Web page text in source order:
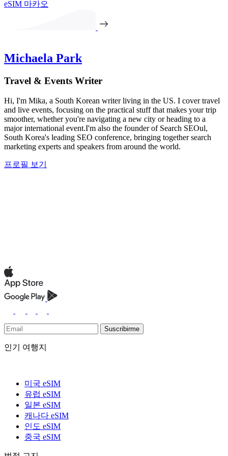
eSIM 마카오
Michaela Park
Travel & Events Writer
Hi, I'm Mika, a South Korean writer living in the US. I cover travel
and live events, focusing on the practical stuff that makes your trip
smoother, whether you're navigating a new city or heading to a
major international event.I'm also the founder of Search SEOul,
South Korea's leading SEO conference, bringing together search
marketing experts and speakers from around the world.
프로필 보기
Suscribirme
인기 여행지
미국 eSIM
유럽 eSIM
일본 eSIM
캐나다 eSIM
인도 eSIM
중국 eSIM